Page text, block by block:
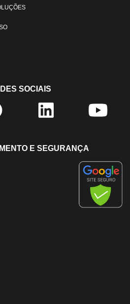
SOCIAIS
E SEGURANÇA